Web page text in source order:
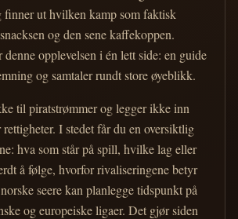
finner ut hvilken kamp som faktisk
og den sene kaffekoppen.
denne opplevelsen i én lett side: en guide
og samtaler rundt store øyeblikk.
til piratstrømmer og legger ikke inn
I stedet får du en oversiktlig
hva som står på spill, hvilke lag eller
å følge, hvorfor rivaliseringene betyr
seere kan planlegge tidspunkt på
og europeiske ligaer. Det gjør siden